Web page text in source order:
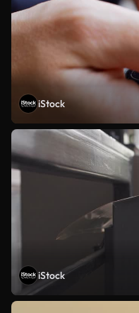
iStock
iStock